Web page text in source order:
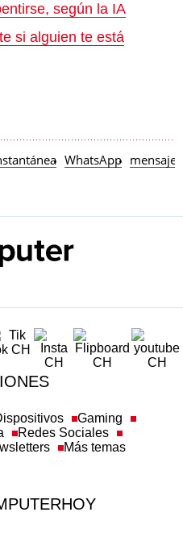
según la IA
si alguien te está
WhatsApp mensajes
Gaming
Redes Sociales
Más temas